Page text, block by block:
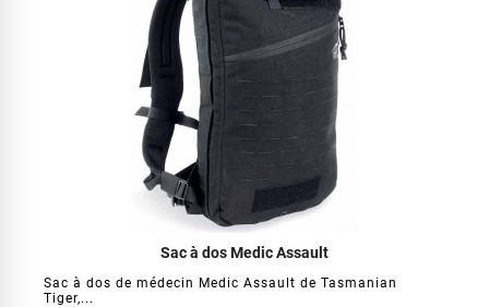
Sac à dos Medic Assault
Sac à dos de médecin Medic Assault de Tasmanian
Tiger,...